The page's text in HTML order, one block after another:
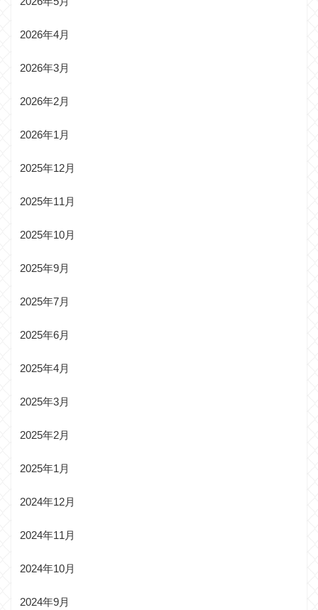
2026年4月
2026年3月
2026年2月
2026年1月
2025年12月
2025年11月
2025年10月
2025年9月
2025年7月
2025年6月
2025年4月
2025年3月
2025年2月
2025年1月
2024年12月
2024年11月
2024年10月
2024年9月